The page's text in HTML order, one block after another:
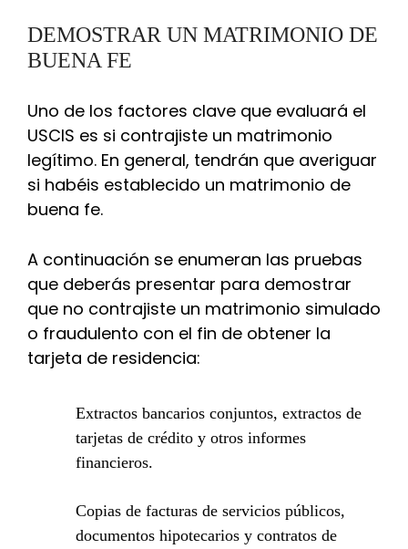
DEMOSTRAR UN MATRIMONIO DE
BUENA FE
Uno de los factores clave que evaluará el
USCIS es si contrajiste un matrimonio
legítimo. En general, tendrán que averiguar
si habéis establecido un matrimonio de
buena fe.
A continuación se enumeran las pruebas
que deberás presentar para demostrar
que no contrajiste un matrimonio simulado
o fraudulento con el fin de obtener la
tarjeta de residencia:
Extractos bancarios conjuntos, extractos de
tarjetas de crédito y otros informes
financieros.
Copias de facturas de servicios públicos,
documentos hipotecarios y contratos de